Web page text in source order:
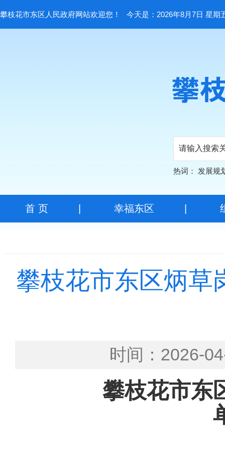
攀枝花市东区人民政府网站欢迎您！ 今天是：2026年8月7日 星期
热词： 发展规
首 页| 幸福东区
攀枝花市东区炳草
时间：2026-
攀枝花市东